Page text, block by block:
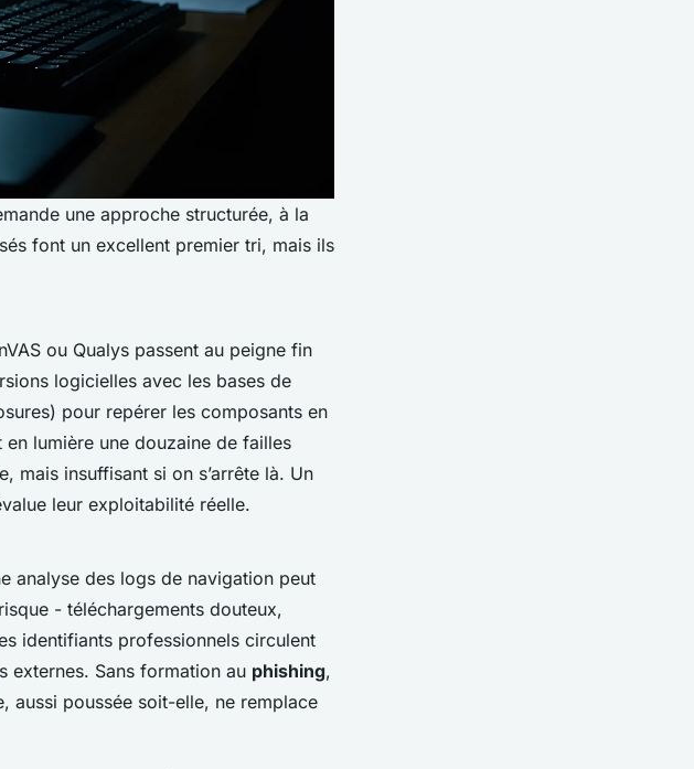
une approche structurée, à la
font un excellent premier tri, mais ils
ou Qualys passent au peigne fin
logicielles avec les bases de
pour repérer les composants en
lumière une douzaine de failles
mais insuffisant si on s’arrête là. Un
leur exploitabilité réelle.
analyse des logs de navigation peut
- téléchargements douteux,
identifiants professionnels circulent
externes. Sans formation au phishing,
aussi poussée soit-elle, ne remplace